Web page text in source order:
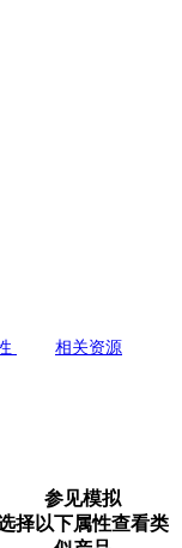
相关资源
参见模拟
择以下属性查看类